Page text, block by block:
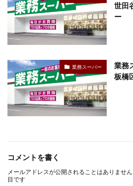
世田
ー
業務スーパー
業務
板橋
コメントを書く
メールアドレスが公開されることはありません
目です